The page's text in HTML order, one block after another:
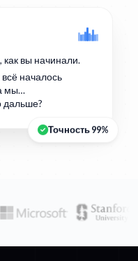
как вы начинали.
началось
мы…
дальше?
Точность 99%